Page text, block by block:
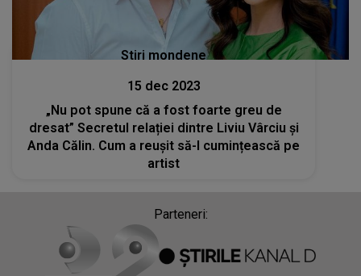
Stiri mondene
15 dec 2023
„Nu pot spune că a fost foarte greu de
dresat” Secretul relației dintre Liviu Vârciu și
Anda Călin. Cum a reușit să-l cumințească pe
artist
Parteneri: